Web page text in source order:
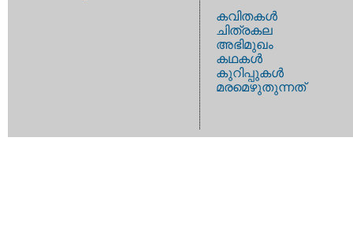
കവിതകള്‍
ചിത്രകല
അഭിമുഖം
കഥകള്‍
കുറിപ്പുകള്‍
മരമെഴുതുന്നത്